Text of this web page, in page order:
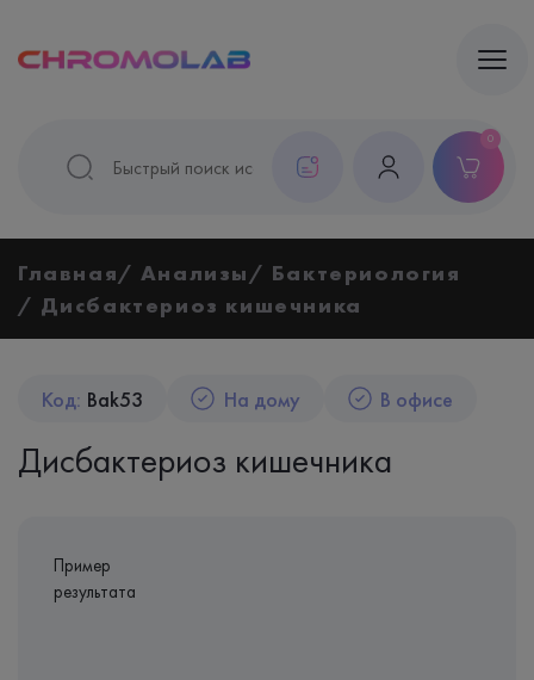
0
Главная Анализы
Бактериология
Дисбактериоз кишечника
Код: Bak53 На дому В офисе
Дисбактериоз кишечника
Пример
результата